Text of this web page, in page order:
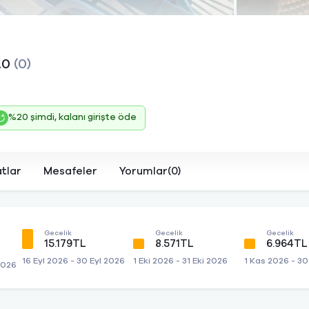
(0)
%20 şimdi, kalanı girişte öde
Mesafeler Yorumlar(0)
Gecelik
15.179TL
16 Eyl 2026 - 30 Eyl 2026
Gecelik
8.571TL
1 Eki 2026 - 31 Eki 2026
Gecelik
6.964TL
1 Kas 2026 -